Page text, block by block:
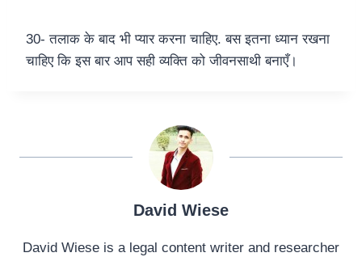
30- तलाक के बाद भी प्यार करना चाहिए. बस इतना ध्यान रखना
चाहिए कि इस बार आप सही व्यक्ति को जीवनसाथी बनाएँ।
David Wiese
David Wiese is a legal content writer and researcher